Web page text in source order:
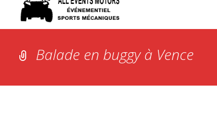
Balade en buggy à Vence